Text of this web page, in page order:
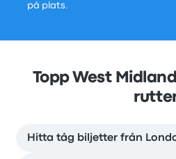
på plats.
Topp West
Hitta tåg biljetter från